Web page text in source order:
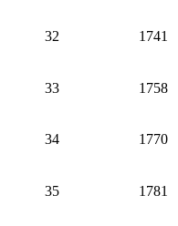
1741
32
1758
33
1770
34
1781
35